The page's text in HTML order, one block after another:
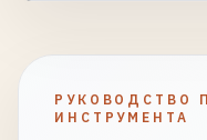
РУКОВОДСТВО
ИНСТРУМЕНТА